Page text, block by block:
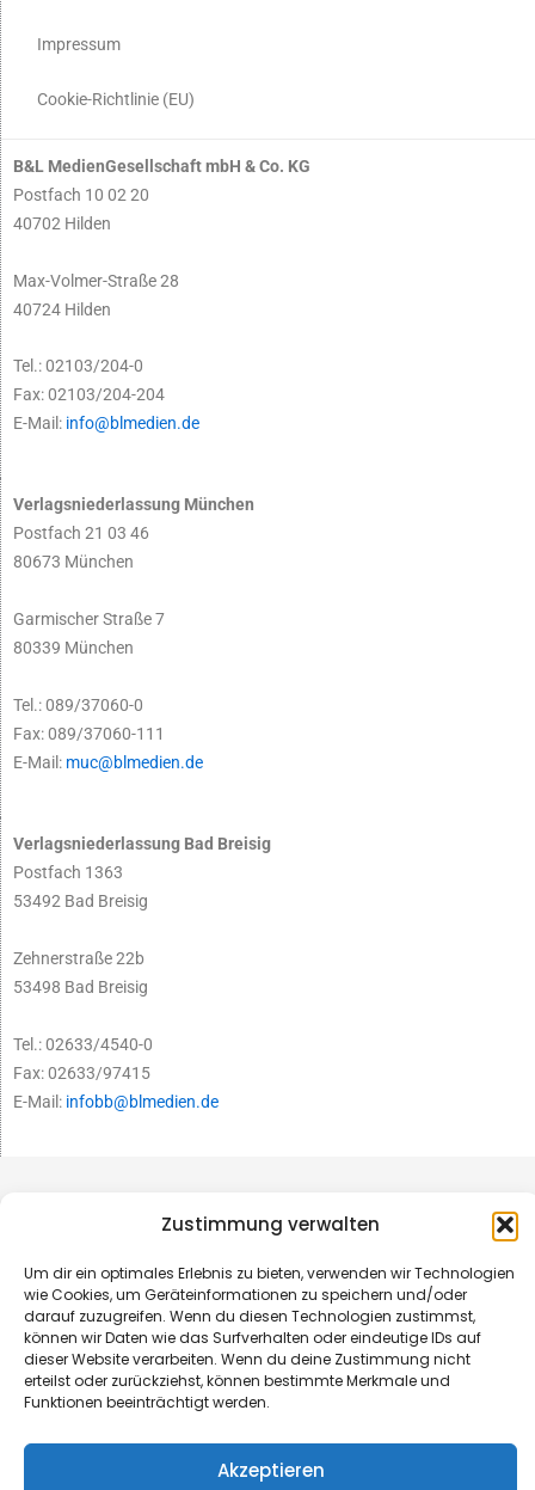
Zustimmung verwalten
Um dir ein optimales Erlebnis zu bieten, verwenden wir Technologien
wie Cookies, um Geräteinformationen zu speichern und/oder
darauf zuzugreifen. Wenn du diesen Technologien zustimmst,
können wir Daten wie das Surfverhalten oder eindeutige IDs auf
dieser Website verarbeiten. Wenn du deine Zustimmung nicht
erteilst oder zurückziehst, können bestimmte Merkmale und
Funktionen beeinträchtigt werden.
Akzeptieren
Impressum
Cookie-Richtlinie (EU)
B&L MedienGesellschaft mbH & Co. KG
Postfach 10 02 20
40702 Hilden
Max-Volmer-Straße 28
40724 Hilden
Tel.: 02103/204-0
Fax: 02103/204-204
E-Mail: info@blmedien.de
Verlagsniederlassung München
Postfach 21 03 46
80673 München
Garmischer Straße 7
80339 München
Tel.: 089/37060-0
Fax: 089/37060-111
E-Mail: muc@blmedien.de
Verlagsniederlassung Bad Breisig
Postfach 1363
53492 Bad Breisig
Zehnerstraße 22b
53498 Bad Breisig
Tel.: 02633/4540-0
Fax: 02633/97415
E-Mail: infobb@blmedien.de